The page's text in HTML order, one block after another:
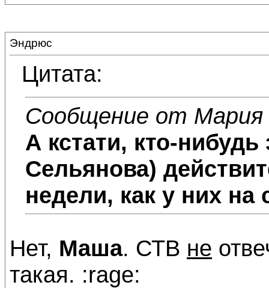
Эндрюс
Цитата:
Сообщение от
А кстати, кто-
Сельянова)
недели, как у них на
Нет, Маша. СТВ не
такая. :rage: